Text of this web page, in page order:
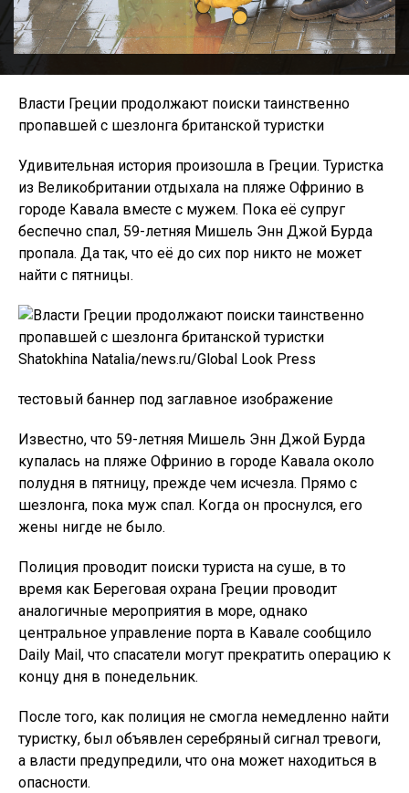
Власти Греции продолжают поиски таинственно
пропавшей с шезлонга британской туристки
Удивительная история произошла в Греции. Туристка
из Великобритании отдыхала на пляже Офринио в
городе Кавала вместе с мужем. Пока её супруг
беспечно спал, 59-летняя Мишель Энн Джой Бурда
пропала. Да так, что её до сих пор никто не может
найти с пятницы.
Shatokhina Natalia/news.ru/Global Look Press
тестовый баннер под заглавное изображение
Известно, что 59-летняя Мишель Энн Джой Бурда
купалась на пляже Офринио в городе Кавала около
полудня в пятницу, прежде чем исчезла. Прямо с
шезлонга, пока муж спал. Когда он проснулся, его
жены нигде не было.
Полиция проводит поиски туриста на суше, в то
время как Береговая охрана Греции проводит
аналогичные мероприятия в море, однако
центральное управление порта в Кавале сообщило
Daily Mail, что спасатели могут прекратить операцию к
концу дня в понедельник.
После того, как полиция не смогла немедленно найти
туристку, был объявлен серебряный сигнал тревоги,
а власти предупредили, что она может находиться в
опасности.